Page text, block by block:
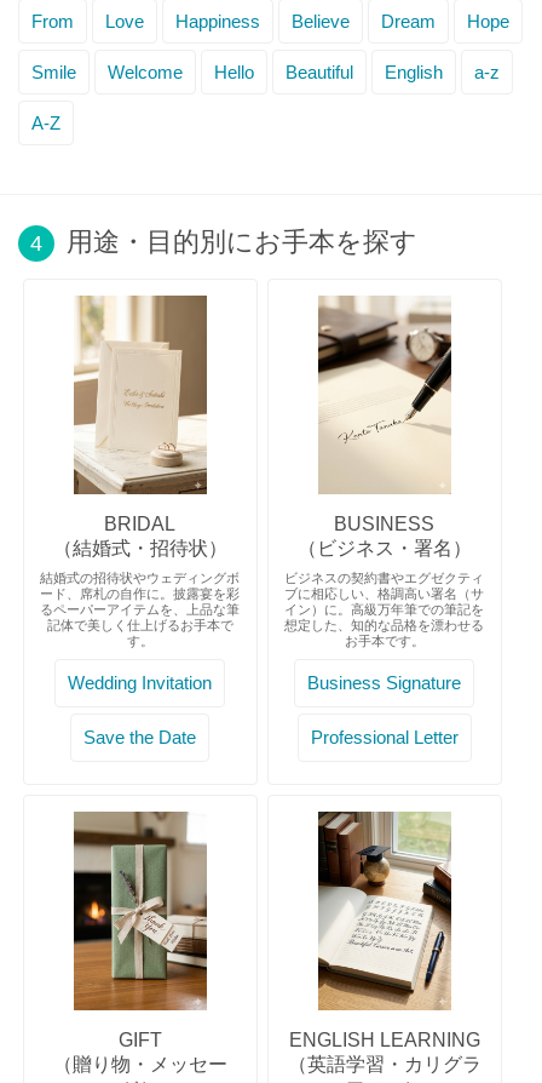
From Love Happiness Believe Dream Hope
Smile Welcome Hello Beautiful English a-z
A-Z
4 用途・目的別にお手本を探す
BRIDAL
（結婚式・招待状）
結婚式の招待状やウェディングボ
ード、席札の自作に。披露宴を彩
るペーパーアイテムを、上品な筆
記体で美しく仕上げるお手本で
す。
Wedding Invitation
Save the Date
BUSINESS
（ビジネス・署名）
ビジネスの契約書やエグゼクティ
ブに相応しい、格調高い署名（サ
イン）に。高級万年筆での筆記を
想定した、知的な品格を漂わせる
お手本です。
Business Signature
Professional Letter
GIFT
（贈り物・メッセー
ENGLISH LEARNING
（英語学習・カリグラ